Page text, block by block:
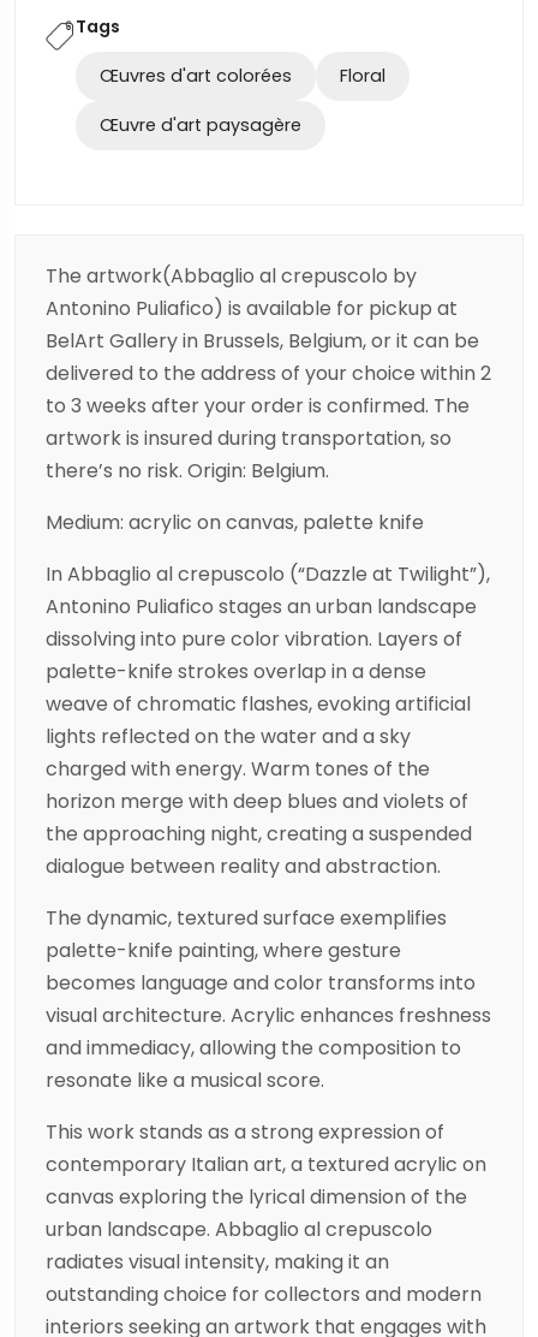
Tags
Œuvres d'art colorées Floral
Œuvre d'art paysagère
The artwork(Abbaglio al crepuscolo by
Antonino Puliafico) is available for pickup at
BelArt Gallery in Brussels, Belgium, or it can be
delivered to the address of your choice within 2
to 3 weeks after your order is confirmed. The
artwork is insured during transportation, so
there’s no risk. Origin: Belgium.
Medium: acrylic on canvas, palette knife
In Abbaglio al crepuscolo (“Dazzle at Twilight”),
Antonino Puliafico stages an urban landscape
dissolving into pure color vibration. Layers of
palette-knife strokes overlap in a dense
weave of chromatic flashes, evoking artificial
lights reflected on the water and a sky
charged with energy. Warm tones of the
horizon merge with deep blues and violets of
the approaching night, creating a suspended
dialogue between reality and abstraction.
The dynamic, textured surface exemplifies
palette-knife painting, where gesture
becomes language and color transforms into
visual architecture. Acrylic enhances freshness
and immediacy, allowing the composition to
resonate like a musical score.
This work stands as a strong expression of
contemporary Italian art, a textured acrylic on
canvas exploring the lyrical dimension of the
urban landscape. Abbaglio al crepuscolo
radiates visual intensity, making it an
outstanding choice for collectors and modern
interiors seeking an artwork that engages with